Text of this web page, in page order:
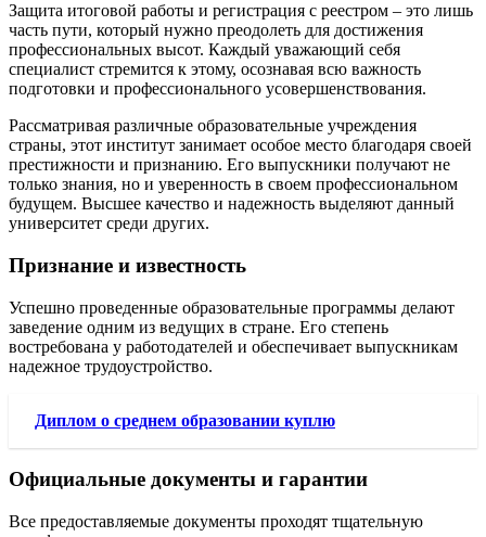
Защита итоговой работы и регистрация с реестром – это лишь
часть пути, который нужно преодолеть для достижения
профессиональных высот. Каждый уважающий себя
специалист стремится к этому, осознавая всю важность
подготовки и профессионального усовершенствования.
Рассматривая различные образовательные учреждения
страны, этот институт занимает особое место благодаря своей
престижности и признанию. Его выпускники получают не
только знания, но и уверенность в своем профессиональном
будущем. Высшее качество и надежность выделяют данный
университет среди других.
Признание и известность
Успешно проведенные образовательные программы делают
заведение одним из ведущих в стране. Его степень
востребована у работодателей и обеспечивает выпускникам
надежное трудоустройство.
Диплом о среднем образовании куплю
Официальные документы и гарантии
Все предоставляемые документы проходят тщательную